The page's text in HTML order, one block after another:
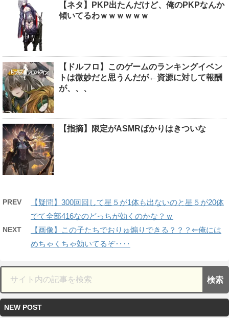
【ネタ】PKP出たんだけど、俺のPKPなんか
傾いてるわｗｗｗｗｗｗ
【ドルフロ】このゲームのランキングイベン
トは微妙だと思うんだが←資源に対して報酬
が、、、
【指摘】限定がASMRばかりはきついな
PREV
【疑問】300回回して星５が1体も出ないのと星５が20体
でて全部416なのどっちが効くのかな？ｗ
NEXT
【画像】この子たちでおりゅ煽りできる？？？⇐俺には
めちゃくちゃ効いてるぞ‥‥
NEW POST